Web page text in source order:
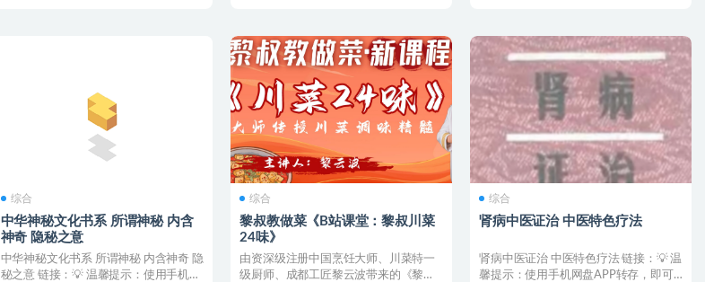
综合
中华神秘文化书系 所谓神秘 内含
神奇 隐秘之意
中华神秘文化书系 所谓神秘 内含神奇 隐
秘之意 链接：💡 温馨提示：使用手机网
综合
黎叔教做菜《B站课堂：黎叔川菜
24味》
由资深级注册中国烹饪大师、川菜特一
级厨师、成都工匠黎云波带来的《黎叔
综合
肾病中医证治 中医特色疗法
肾病中医证治 中医特色疗法 链接：💡 温
馨提示：使用手机网盘APP转存，即可